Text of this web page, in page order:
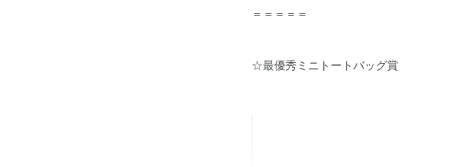
＝＝＝＝＝
☆最優秀ミニトートバッグ賞